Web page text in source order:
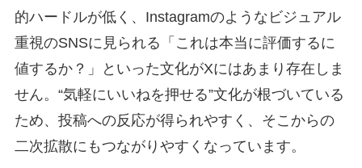
的ハードルが低く、Instagramのようなビジュアル
重視のSNSに見られる「これは本当に評価するに
値するか？」といった文化がXにはあまり存在しま
せん。 “気軽にいいねを押せる”文化が根づいている
ため、投稿への反応が得られやすく、そこからの
二次拡散にもつながりやすくなっています。